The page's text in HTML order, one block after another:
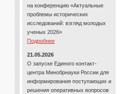
на конференцию «Актуальные
проблемы исторических
исследований: взгляд молодых
ученых 2026»
Подробнее
21.05.2026
О запуске Единого контакт-
центра Минобрнауки России для
информирования поступающих и
решения оперативных вопросов